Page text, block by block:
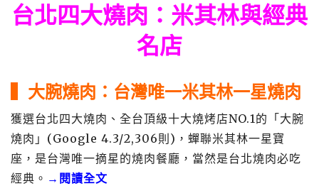
台北四大燒肉 ：米其林與經典
名店
▍大腕燒肉 ： 台灣唯一米其林一星燒肉
獲選台北四大燒肉、全台頂級十大燒烤店NO.1的「大腕
燒肉」(Google 4.3/2,306則)，蟬聯米其林一星寶
座，是台灣唯一摘星的燒肉餐廳，當然是台北燒肉必吃
經典。 →閱讀全文